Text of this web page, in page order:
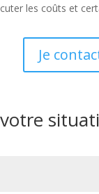
les coûts et
Je